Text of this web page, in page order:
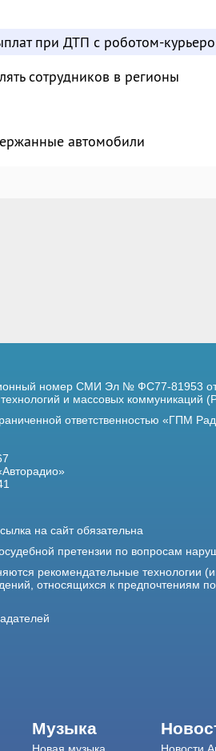
при ДТП с роботом-
сотрудников в регионы
автомобили
номер СМИ Эл № ФС77-81953 от
и массовых коммуникаций
ответственностью «ГПМ
на сайт обязательна
претензии по вопросам
рекомендательные технологии
относящихся к предпочтениям
Музыка